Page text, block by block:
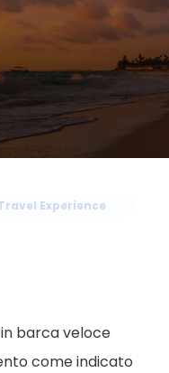
Experience
barca veloce
come indicato